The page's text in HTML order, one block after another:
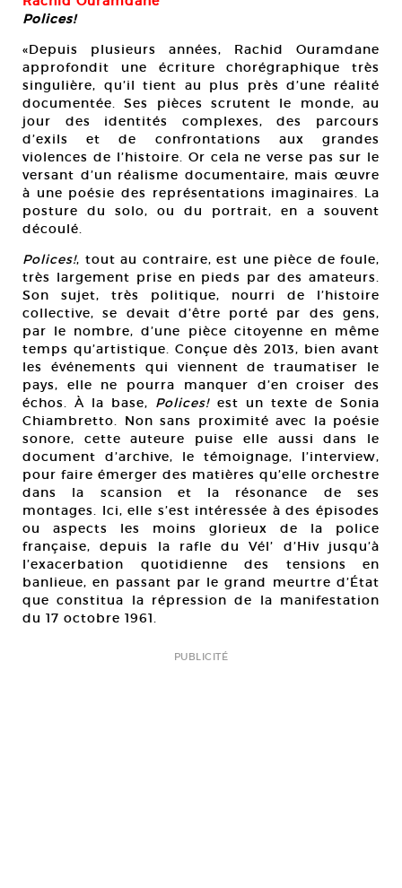
Polices!
«Depuis plusieurs années, Rachid Ouramdane
approfondit une écriture chorégraphique très
singulière, qu’il tient au plus près d’une réalité
documentée. Ses pièces scrutent le monde, au
jour des identités complexes, des parcours
d’exils et de confrontations aux grandes
violences de l’histoire. Or cela ne verse pas sur le
versant d’un réalisme documentaire, mais œuvre
à une poésie des représentations imaginaires. La
posture du solo, ou du portrait, en a souvent
découlé.
Polices!, tout au contraire, est une pièce de foule,
très largement prise en pieds par des amateurs.
Son sujet, très politique, nourri de l’histoire
collective, se devait d’être porté par des gens,
par le nombre, d’une pièce citoyenne en même
temps qu’artistique. Conçue dès 2013, bien avant
les événements qui viennent de traumatiser le
pays, elle ne pourra manquer d’en croiser des
échos. À la base, Polices!est un texte de Sonia
Chiambretto. Non sans proximité avec la poésie
sonore, cette auteure puise elle aussi dans le
document d’archive, le témoignage, l’interview,
pour faire émerger des matières qu’elle orchestre
dans la scansion et la résonance de ses
montages. Ici, elle s’est intéressée à des épisodes
ou aspects les moins glorieux de la police
française, depuis la rafle du Vél’ d’Hiv jusqu’à
l’exacerbation quotidienne des tensions en
banlieue, en passant par le grand meurtre d’État
que constitua la répression de la manifestation
du 17 octobre 1961.
PUBLICITÉ